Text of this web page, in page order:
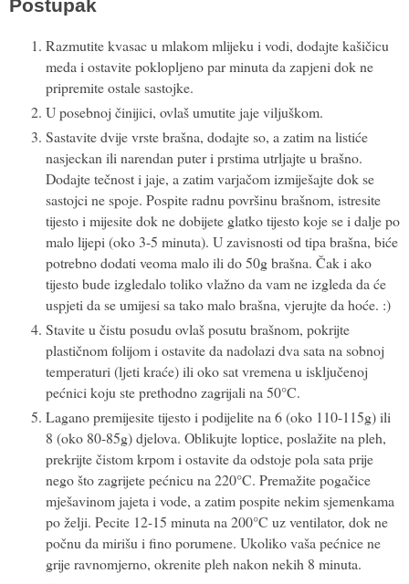
Postupak
Razmutite kvasac u mlakom mlijeku i vodi, dodajte kašičicu
meda i ostavite poklopljeno par minuta da zapjeni dok ne
pripremite ostale sastojke.
U posebnoj činijici, ovlaš umutite jaje viljuškom.
Sastavite dvije vrste brašna, dodajte so, a zatim na listiće
nasjeckan ili narendan puter i prstima utrljajte u brašno.
Dodajte tečnost i jaje, a zatim varjačom izmiješajte dok se
sastojci ne spoje. Pospite radnu površinu brašnom, istresite
tijesto i mijesite dok ne dobijete glatko tijesto koje se i dalje po
malo lijepi (oko 3-5 minuta). U zavisnosti od tipa brašna, biće
potrebno dodati veoma malo ili do 50g brašna. Čak i ako
tijesto bude izgledalo toliko vlažno da vam ne izgleda da će
uspjeti da se umijesi sa tako malo brašna, vjerujte da hoće. :)
Stavite u čistu posudu ovlaš posutu brašnom, pokrijte
plastičnom folijom i ostavite da nadolazi dva sata na sobnoj
temperaturi (ljeti kraće) ili oko sat vremena u isključenoj
pećnici koju ste prethodno zagrijali na 50°C.
Lagano premijesite tijesto i podijelite na 6 (oko 110-115g) ili
8 (oko 80-85g) djelova. Oblikujte loptice, poslažite na pleh,
prekrijte čistom krpom i ostavite da odstoje pola sata prije
nego što zagrijete pećnicu na 220°C. Premažite pogačice
mješavinom jajeta i vode, a zatim pospite nekim sjemenkama
po želji. Pecite 12-15 minuta na 200°C uz ventilator, dok ne
počnu da mirišu i fino porumene. Ukoliko vaša pećnice ne
grije ravnomjerno, okrenite pleh nakon nekih 8 minuta.